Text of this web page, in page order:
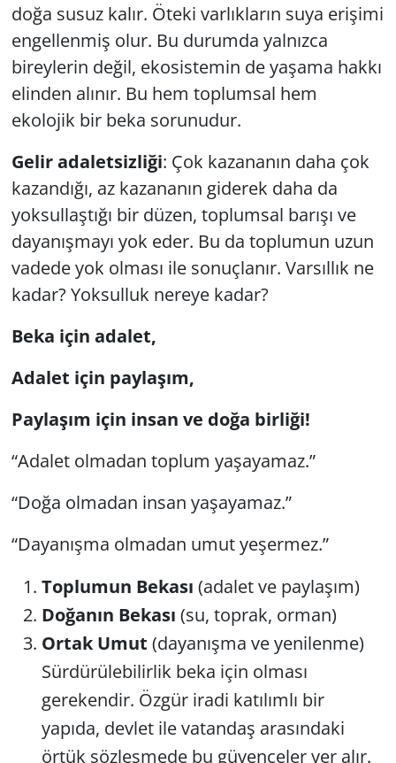
doğa susuz kalır. Öteki varlıkların suya erişimi
engellenmiş olur. Bu durumda yalnızca
bireylerin değil, ekosistemin de yaşama hakkı
elinden alınır. Bu hem toplumsal hem
ekolojik bir beka sorunudur.
Gelir adaletsizliği: Çok kazananın daha çok
kazandığı, az kazananın giderek daha da
yoksullaştığı bir düzen, toplumsal barışı ve
dayanışmayı yok eder. Bu da toplumun uzun
vadede yok olması ile sonuçlanır. Varsıllık ne
kadar? Yoksulluk nereye kadar?
Beka için adalet,
Adalet için paylaşım,
Paylaşım için insan ve doğa birliği!
“Adalet olmadan toplum yaşayamaz.”
“Doğa olmadan insan yaşayamaz.”
“Dayanışma olmadan umut yeşermez.”
Toplumun Bekası (adalet ve paylaşım)
Doğanın Bekası (su, toprak, orman)
Ortak Umut (dayanışma ve yenilenme)
Sürdürülebilirlik beka için olması
gerekendir. Özgür iradi katılımlı bir
yapıda, devlet ile vatandaş arasındaki
örtük sözleşmede bu güvenceler yer alır.